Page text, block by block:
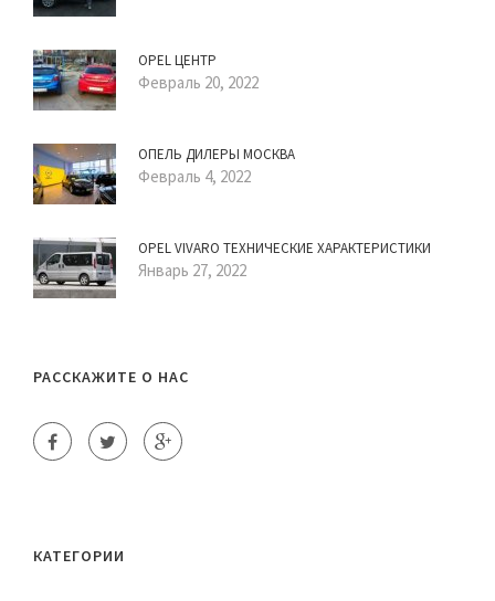
OPEL ЦЕНТР
Февраль 20, 2022
ОПЕЛЬ ДИЛЕРЫ МОСКВА
Февраль 4, 2022
OPEL VIVARO ТЕХНИЧЕСКИЕ ХАРАКТЕРИСТИКИ
Январь 27, 2022
РАССКАЖИТЕ О НАС
КАТЕГОРИИ